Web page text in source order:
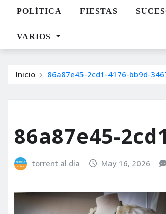
POLÍTICA FIESTAS
VARIOS
Inicio 86a87e45-2cd1-4176-bb9d-
86a87e45-
torrent al dia May 16, 2026